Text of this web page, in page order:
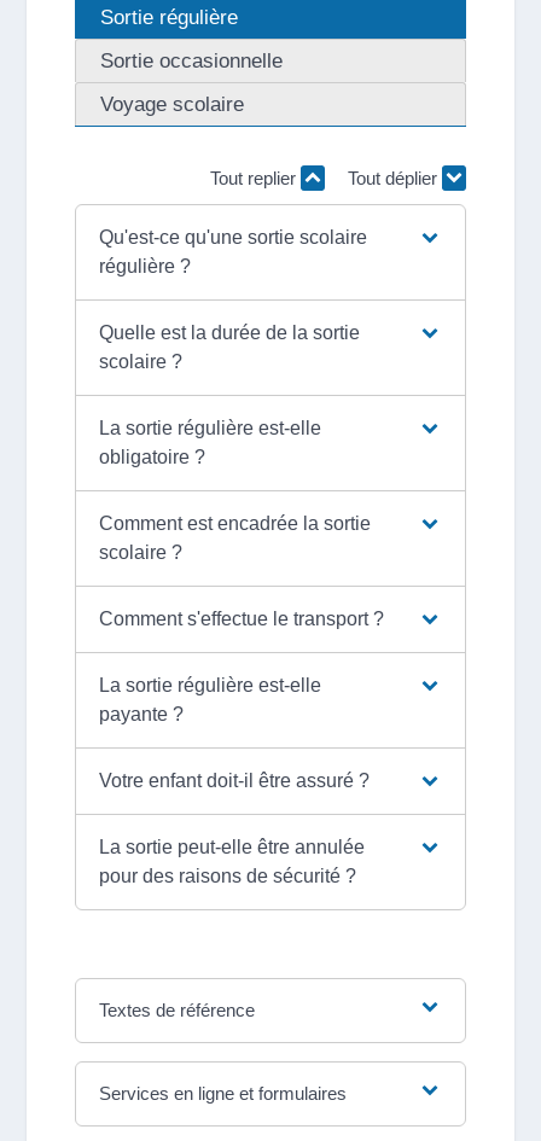
Sortie régulière
Sortie occasionnelle
Voyage scolaire
Tout replier Tout déplier
Qu'est-ce qu'une sortie scolaire
régulière ?
Quelle est la durée de la sortie
scolaire ?
La sortie régulière est-elle
obligatoire ?
Comment est encadrée la sortie
scolaire ?
Comment s'effectue le transport ?
La sortie régulière est-elle
payante ?
Votre enfant doit-il être assuré ?
La sortie peut-elle être annulée
pour des raisons de sécurité ?
Textes de référence
Services en ligne et formulaires